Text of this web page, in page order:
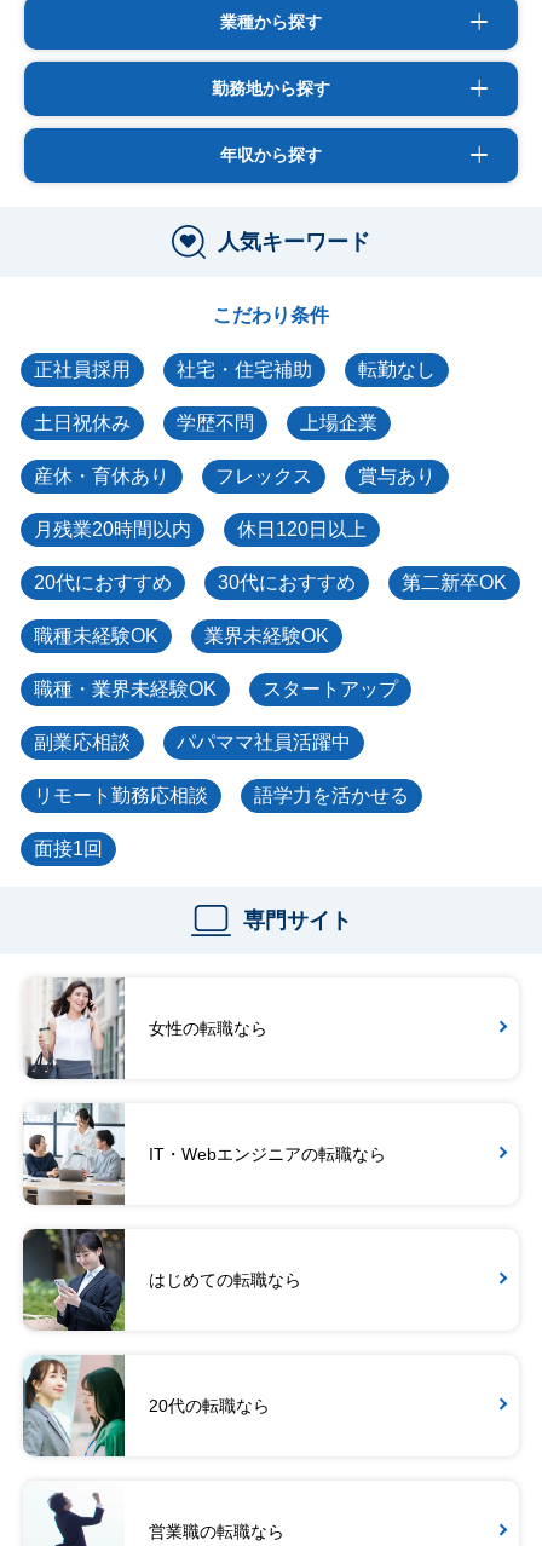
業種から探す
勤務地から探す
年収から探す
人気キーワード
こだわり条件
正社員採用 社宅・住宅補助 転勤なし
土日祝休み 学歴不問 上場企業
産休・育休あり フレックス 賞与あり
月残業20時間以内 休日120日以上
20代におすすめ 30代におすすめ 第二新卒OK
職種未経験OK 業界未経験OK
職種・業界未経験OK スタートアップ
副業応相談 パパママ社員活躍中
リモート勤務応相談 語学力を活かせる
面接1回
専門サイト
女性の転職なら
IT・Webエンジニアの転職なら
はじめての転職なら
20代の転職なら
営業職の転職なら